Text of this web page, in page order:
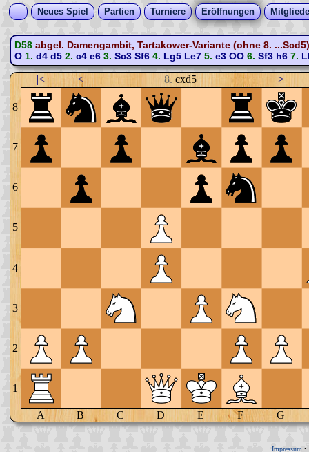
Neues Spiel Partien Turniere Eröffnungen
D58 abgel. Damengambit, Tartakower-Variante (ohne 8. ...Scd5)
O1. d4 d52. c4 e63. Sc3 Sf64. Lg5 Le75. e3 OO6. Sf3 h67.
|< < 8. cxd5 >
8
7
6
5
4
3
2
1
A B C D E F G
Impressum •